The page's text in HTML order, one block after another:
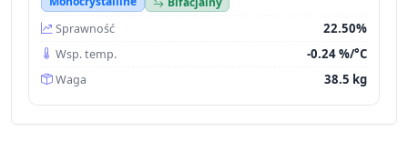
Sprawność
22.50%
Wsp. temp. -0.24 %/°C
Waga 38.5 kg